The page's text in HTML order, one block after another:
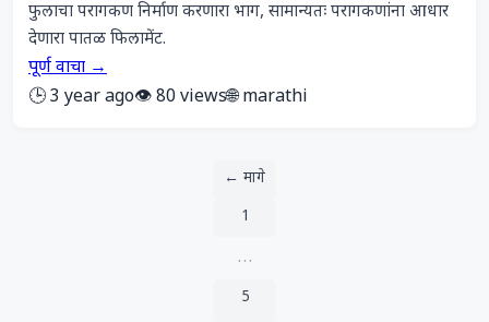
फुलाचा परागकण निर्माण करणारा भाग, सामान्यतः परागकणांना आधार
देणारा पातळ फिलामेंट.
पूर्ण वाचा →
🕒 3 year ago👁️ 80 views🌐 marathi
← मागे
1
…
5